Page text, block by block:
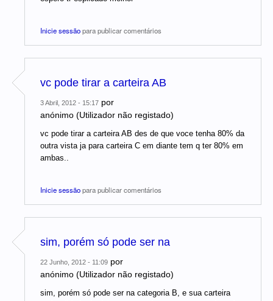
Inicie sessãopara publicar comentários
vc pode tirar a carteira AB
3 Abril, 2012 - 15:17 por
anónimo (Utilizador não registado)
vc pode tirar a carteira AB des de que voce tenha 80% da
outra vista ja para carteira C em diante tem q ter 80% em
ambas..
Inicie sessãopara publicar comentários
sim, porém só pode ser na
22 Junho, 2012 - 11:09 por
anónimo (Utilizador não registado)
sim, porém só pode ser na categoria B, e sua carteira